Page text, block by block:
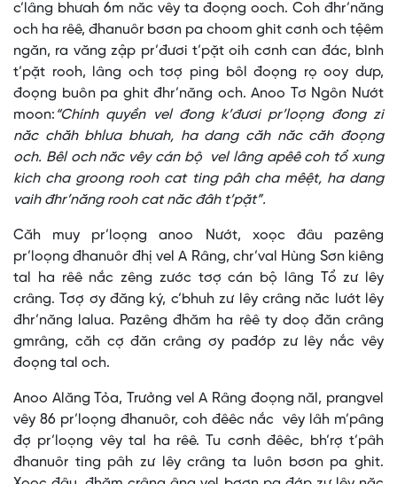
c’lâng bhưah 6m năc vêy ta đoọng ooch. Coh đhr’năng
och ha rêê, đhanuôr bơơn pa choom ghit cơnh och tệêm
ngăn, ra văng zập pr’đươi t’pặt oih cơnh can đác, bình
t’pặt rooh, lâng och tơợ ping bôl đoọng rọ ooy dưp,
đoọng buôn pa ghit đhr’năng och. Anoo Tơ Ngôn Nướt
moon: “Chính quyền vel đong k’đươi pr’loọng đong zi
năc chăh bhlưa bhưah, ha dang căh năc căh đoọng
och. Bêl och năc vêy cán bộ vel lâng apêê coh tổ xung
kich cha groong rooh cat ting pâh cha mêệt, ha dang
vaih đhr’năng rooh cat năc đâh t’pặt”.
Căh muy pr’loọng anoo Nướt, xoọc đâu pazêng
pr’loọng đhanuôr đhị vel A Râng, chr’val Hùng Sơn kiêng
tal ha rêê nắc zêng zước tơợ cán bộ lâng Tổ zư lêy
crâng. Tơợ ơy đăng ký, c’bhuh zư lêy crâng năc lướt lêy
đhr’năng lalua. Pazêng đhăm ha rêê ty doọ đăn crâng
gmrâng, căh cợ đăn crâng ơy pađớp zư lêy nắc vêy
đoọng tal och.
Anoo Alăng Tỏa, Trưởng vel A Râng đoọng năl, prangvel
vêy 86 pr’loọng đhanuôr, coh đêêc nắc vêy lâh m’pâng
đợ pr’loọng vêy tal ha rêê. Tu cơnh đêêc, bh’rợ t’pâh
đhanuôr ting pâh zư lêy crâng ta luôn bơơn pa ghit.